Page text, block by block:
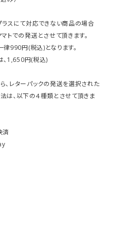
ラスにて対応できない商品の場合
トでの発送とさせて頂きます。
律990円(税込)となります。
、1,650円(税込)
、レターパックの発送を選択された
は、以下の４種類とさせて頂きま
済